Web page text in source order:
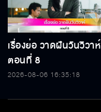
เรื่องย่อ วาดฝันวันวิวาห์
ตอนที่ 8
2026-08-06 16:35:18